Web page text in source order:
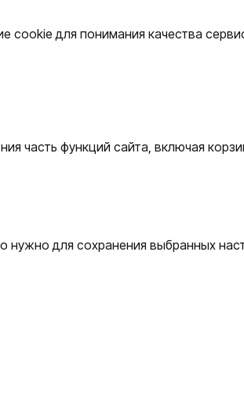
cookie для понимания качества
часть функций сайта, включая
нужно для сохранения выбранных